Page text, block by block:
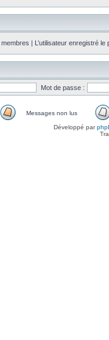
membres | L’utilisateur enregistré
Mot de passe :
Messages non lus
Développé par